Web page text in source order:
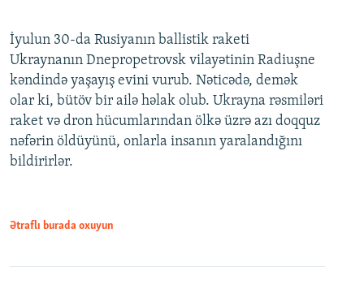
İyulun 30-da Rusiyanın ballistik raketi
Ukraynanın Dnepropetrovsk vilayətinin Radiuşne
kəndində yaşayış evini vurub. Nəticədə, demək
olar ki, bütöv bir ailə həlak olub. Ukrayna rəsmiləri
raket və dron hücumlarından ölkə üzrə azı doqquz
nəfərin öldüyünü, onlarla insanın yaralandığını
bildirirlər.
Ətraflı burada oxuyun